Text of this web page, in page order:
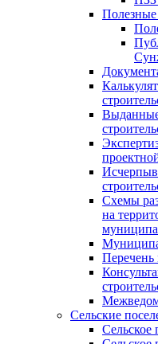
Схемы
на
Сельские
Сельское